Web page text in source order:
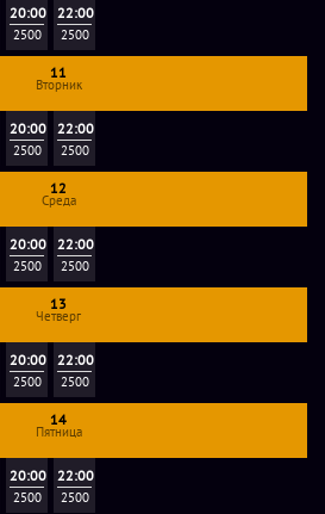
20:00
2500
22:00
2500
11
Вторник
20:00
2500
22:00
2500
12
Среда
20:00
2500
22:00
2500
13
Четверг
20:00
2500
22:00
2500
14
Пятница
20:00
2500
22:00
2500